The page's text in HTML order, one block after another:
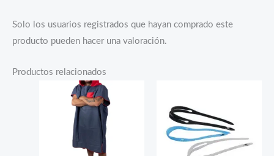
Solo los usuarios registrados que hayan comprado este
producto pueden hacer una valoración.
Productos relacionados